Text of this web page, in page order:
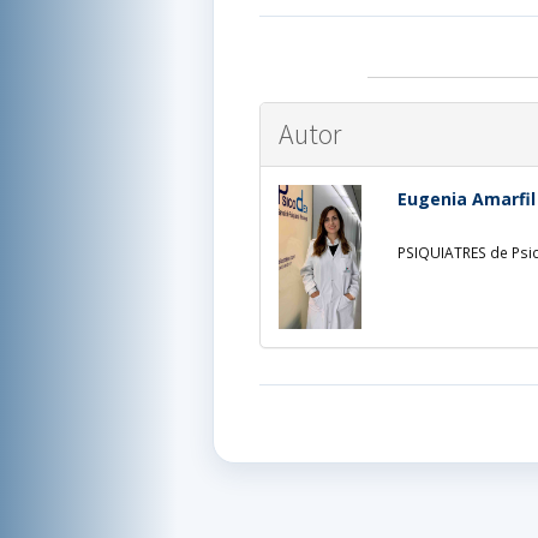
Autor
Eugenia Amarfil
PSIQUIATRES de